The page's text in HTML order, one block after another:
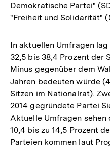
Demokratische Partei"
"Freiheit und Solidarität"
In aktuellen Umfragen
32,5 bis 38,4 Prozent der
Minus gegenüber dem
Jahren bedeuten würde
Sitzen im Nationalrat).
2014 gegründete Partei
Aktuelle Umfragen
10,4 bis zu 14,5 Prozent
Parteien kommen laut